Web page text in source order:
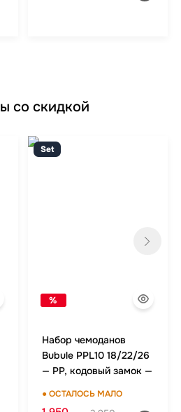
со скидкой
Set
%
Набор чемоданов
Bubule PPL10 18/22/26
— PP, кодовый замок —
● ОСТАЛОСЬ МАЛО